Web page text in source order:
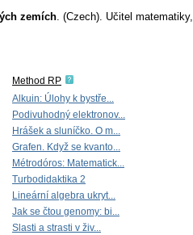
zemích. (Czech). Učitel matematiky,
Method RP
Alkuin: Úlohy k bystře...
Podivuhodný elektronov...
Hrášek a sluníčko. O m...
Grafen. Když se kvanto...
Métrodóros: Matematick...
Turbodidaktika 2
Lineární algebra ukryt...
Jak se čtou genomy: bi...
Slasti a strasti v živ...